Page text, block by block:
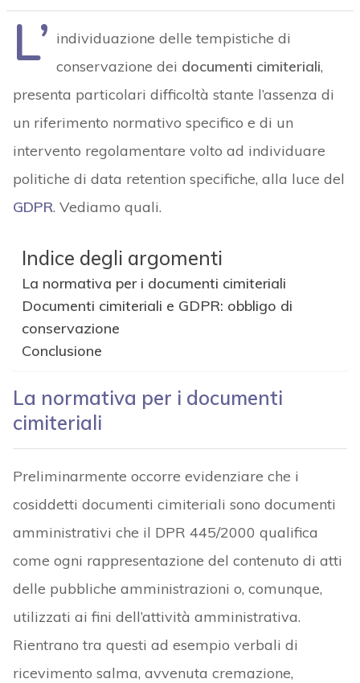
L’ individuazione delle tempistiche di
conservazione dei documenti cimiteriali,
presenta particolari difficoltà stante l’assenza di
un riferimento normativo specifico e di un
intervento regolamentare volto ad individuare
politiche di data retention specifiche, alla luce del
GDPR. Vediamo quali.
Indice degli argomenti
La normativa per i documenti cimiteriali
Documenti cimiteriali e GDPR: obbligo di
conservazione
Conclusione
La normativa per i documenti
cimiteriali
Preliminarmente occorre evidenziare che i
cosiddetti documenti cimiteriali sono documenti
amministrativi che il DPR 445/2000 qualifica
come ogni rappresentazione del contenuto di atti
delle pubbliche amministrazioni o, comunque,
utilizzati ai fini dell’attività amministrativa.
Rientrano tra questi ad esempio verbali di
ricevimento salma, avvenuta cremazione,